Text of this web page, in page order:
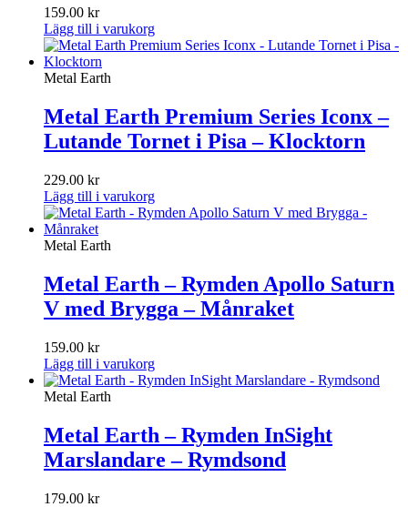
159.00 kr
Lägg till i varukorg
Metal Earth
Metal Earth Premium Series Iconx –
Lutande Tornet i Pisa – Klocktorn
229.00 kr
Lägg till i varukorg
Metal Earth
Metal Earth – Rymden Apollo Saturn
V med Brygga – Månraket
159.00 kr
Lägg till i varukorg
Metal Earth
Metal Earth – Rymden InSight
Marslandare – Rymdsond
179.00 kr